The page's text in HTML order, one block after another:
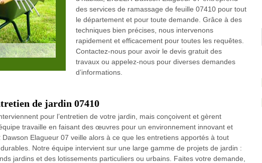
des services de ramassage de feuille 07410 pour tout
le département et pour toute demande. Grâce à des
techniques bien précises, nous intervenons
rapidement et efficacement pour toutes les requêtes.
Contactez-nous pour avoir le devis gratuit des
travaux ou appelez-nous pour diverses demandes
d’informations.
de jardin 07410
pour l’entretien de votre jardin, mais conçoivent et gèrent
travaille en faisant des œuvres pour un environnement innovant et
Elagueur 07 veille alors à ce que les entretiens apportés à tout
Notre équipe intervient sur une large gamme de projets de jardin :
jardins et des lotissements particuliers ou urbains. Faites votre demande,